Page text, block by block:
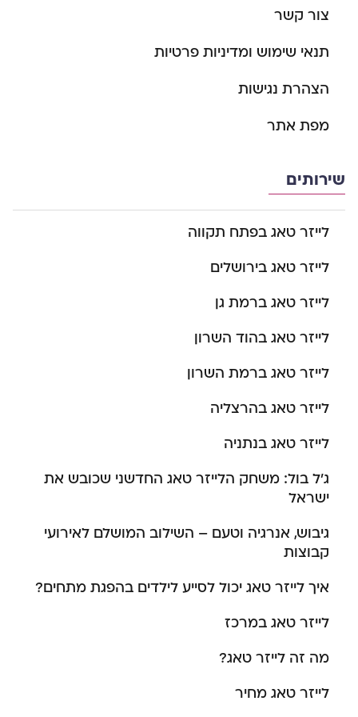
צור קשר
תנאי שימוש ומדיניות פרטיות
הצהרת נגישות
מפת אתר
שירותים
לייזר טאג בפתח תקווה
לייזר טאג בירושלים
לייזר טאג ברמת גן
לייזר טאג בהוד השרון
לייזר טאג ברמת השרון
לייזר טאג בהרצליה
לייזר טאג בנתניה
ג’ל בול: משחק הלייזר טאג החדשני שכובש את
ישראל
גיבוש, אנרגיה וטעם – השילוב המושלם לאירועי
קבוצות
איך לייזר טאג יכול לסייע לילדים בהפגת מתחים?
לייזר טאג במרכז
מה זה לייזר טאג?
לייזר טאג מחיר